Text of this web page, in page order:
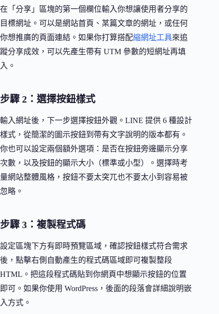
在「分享」區塊的第一個欄位輸入你想讓使用者分享的
目標網址。可以是網站首頁、某篇文章的網址，或任何
你想推廣的頁面連結。如果你打算搭配縮網址工具來追
蹤分享成效，可以先產生帶有 UTM 參數的短網址再填
入。
步驟 2：選擇按鈕樣式
輸入網址後，下一步選擇按鈕外觀。LINE 提供 6 種設計
樣式，從簡潔的圖示按鈕到帶有文字說明的版本都有。
你也可以設定兩個額外選項：是否在按鈕旁邊顯示分享
次數，以及按鈕的顯示大小（標準或小型）。選擇時考
量網站整體風格，按鈕不要太突兀也不要太小到容易被
忽略。
步驟 3：複製程式碼
設定區塊下方有即時預覽區域，確認按鈕樣式符合需求
後，點擊右側自動產生的程式碼區域即可複製整段
HTML。把這段程式碼貼到你網頁中想顯示按鈕的位置
即可。如果你使用 WordPress，後面的段落會詳細說明嵌
入方式。